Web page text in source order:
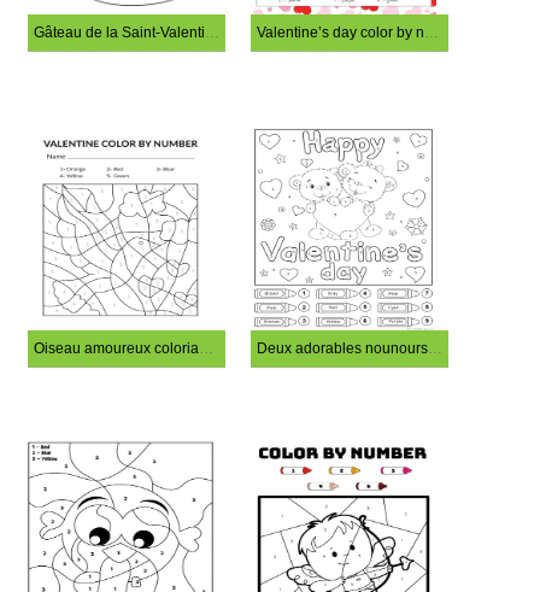
Gâteau de la Saint-Valentin à colorier par numéro Valentine’s day color by number
Oiseau amoureux coloriage magique Deux adorables nounours coloriage magique